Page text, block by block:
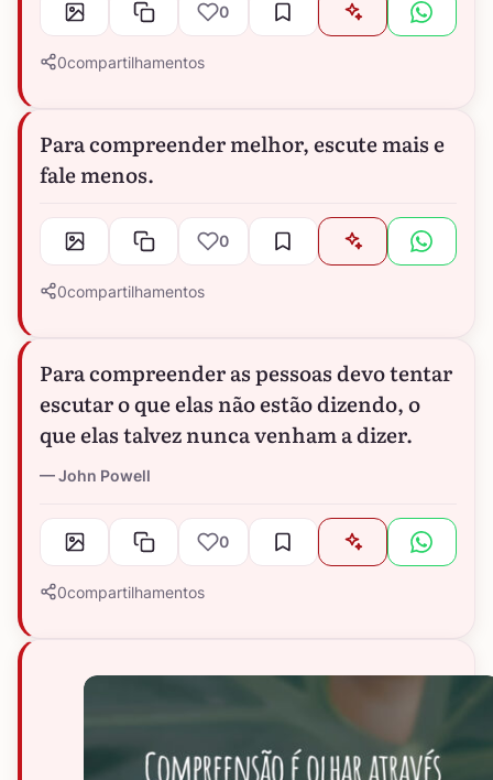
0
0compartilhamentos
Para compreender melhor, escute mais e
fale menos.
0
0compartilhamentos
Para compreender as pessoas devo tentar
escutar o que elas não estão dizendo, o
que elas talvez nunca venham a dizer.
John Powell
0
0compartilhamentos